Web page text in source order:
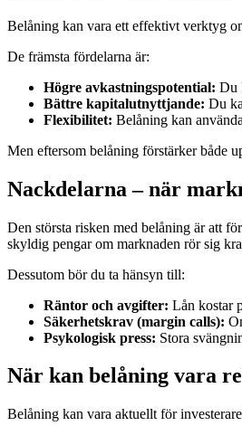
Belåning kan vara ett effektivt verktyg
De främsta fördelarna är:
Högre avkastningspotential: Du
Bättre kapitalutnyttjande: Du
Flexibilitet: Belåning kan
Men eftersom belåning förstärker både
Nackdelarna – när
Den största risken med belåning är att
skyldig pengar om marknaden rör sig
Dessutom bör du ta hänsyn till:
Räntor och avgifter: Lån kostar
Säkerhetskrav (margin calls):
Psykologisk press: Stora
När kan belåning vara
Belåning kan vara aktuellt för